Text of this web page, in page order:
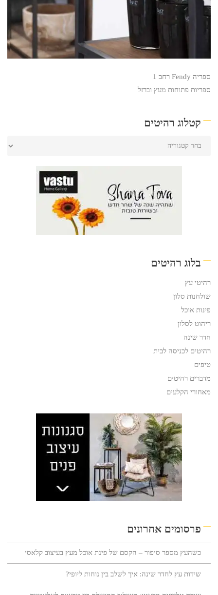
ספריה Fendy רחב 1
ספריות פתוחות מעץ וברזל
קטלוג רהיטים
בלוג רהיטים
רהיטי עץ
שולחנות סלון
פינות אוכל
ריהוט לסלון
חדר שינה
רהיטים לכניסה לבית
טיפים
מדברים רהיטים
מאחורי הקלעים
פרסומים אחרונים
כשהעץ מספר סיפור – הקסם של פינת אוכל מעץ בעיצוב קלאסי
שידות עץ לחדר שינה: איך לשלב בין נוחות ליופי?